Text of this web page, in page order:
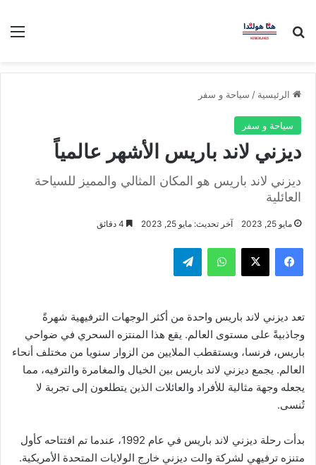
بحث عن
الرئيسية / سياحة و سفر
سياحة و سفر
ديزني لاند باريس الأشهر عالمياً
ديزني لاند باريس هو المكان المثالي والمميز للسياحة
العائلية
مايو 25, 2023 آخر تحديث: مايو 25, 2023
فيسبوك ‫X واتساب تيلقرام
تعد ديزني لاند باريس واحدة من أكثر الوجهات الترفيهية شهرةً
وجاذبيةً على مستوى العالم. يقع هذا المنتزه السحري في ضواحي
باريس، فرنسا، ويستقطب الملايين من الزوار سنويا من مختلف أنحاء
العالم. يجمع ديزني لاند باريس بين الخيال والمغامرة والترفيه، مما
يجعله وجهة مثالية للأفراد والعائلات الذين يتطلعون إلى تجربة لا
تُنسى.
بدأت رحلة ديزني لاند باريس في عام 1992، عندما تم افتتاحه كأول
متنزه ترفيهي لشركة والت ديزني خارج الولايات المتحدة الأمريكية.